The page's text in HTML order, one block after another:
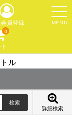
MENU
会員登録
0
ル
詳細検索